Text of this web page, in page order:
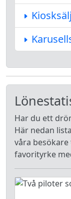
Har du ett
Här nedan
våra
favorityrke